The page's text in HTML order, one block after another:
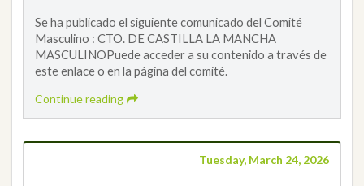
Se ha publicado el siguiente comunicado del Comité
Masculino : CTO. DE CASTILLA LA MANCHA
MASCULINOPuede acceder a su contenido a través de
este enlace o en la página del comité.
Continue reading
Tuesday, March 24, 2026